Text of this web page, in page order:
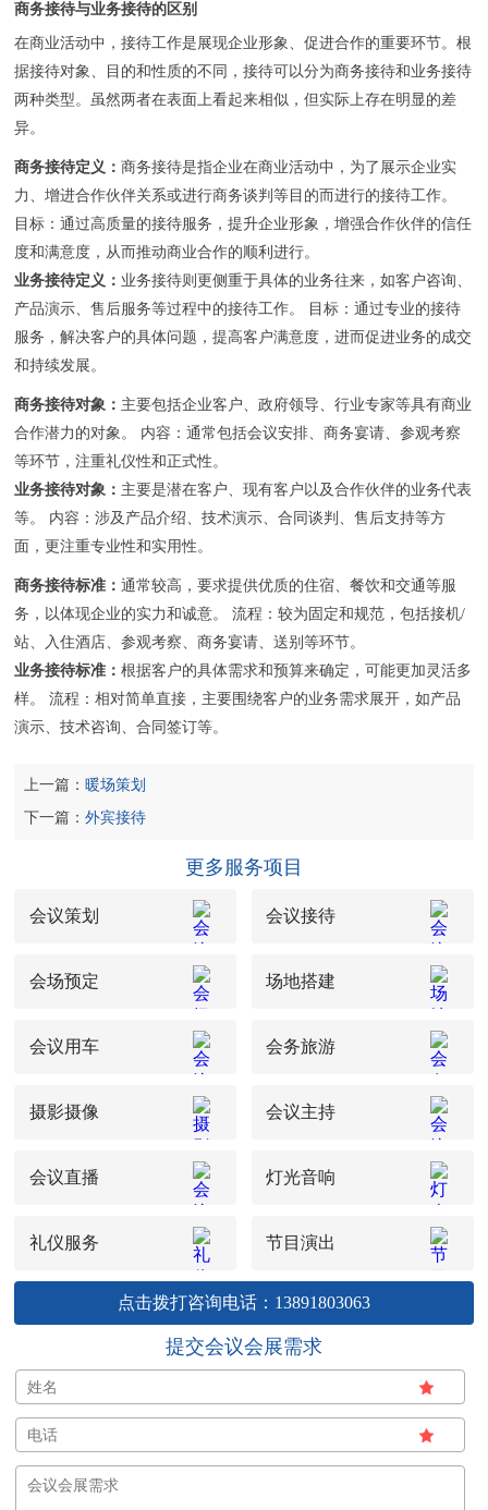
商务接待与业务接待的区别
在商业活动中，接待工作是展现企业形象、促进合作的重要环节。根
据接待对象、目的和性质的不同，接待可以分为商务接待和业务接待
两种类型。虽然两者在表面上看起来相似，但实际上存在明显的差
异。
商务接待定义：商务接待是指企业在商业活动中，为了展示企业实
力、增进合作伙伴关系或进行商务谈判等目的而进行的接待工作。
目标：通过高质量的接待服务，提升企业形象，增强合作伙伴的信任
度和满意度，从而推动商业合作的顺利进行。
业务接待定义： 业务接待则更侧重于具体的业务往来，如客户咨询、
产品演示、售后服务等过程中的接待工作。 目标：通过专业的接待
服务，解决客户的具体问题，提高客户满意度，进而促进业务的成交
和持续发展。
商务接待对象： 主要包括企业客户、政府领导、行业专家等具有商业
合作潜力的对象。 内容：通常包括会议安排、商务宴请、参观考察
等环节，注重礼仪性和正式性。
业务接待对象： 主要是潜在客户、现有客户以及合作伙伴的业务代表
等。 内容：涉及产品介绍、技术演示、合同谈判、售后支持等方
面，更注重专业性和实用性。
商务接待标准：通常较高，要求提供优质的住宿、餐饮和交通等服
务，以体现企业的实力和诚意。 流程：较为固定和规范，包括接机/
站、入住酒店、参观考察、商务宴请、送别等环节。
业务接待标准：根据客户的具体需求和预算来确定，可能更加灵活多
样。 流程：相对简单直接，主要围绕客户的业务需求展开，如产品
演示、技术咨询、合同签订等。
上一篇：暖场策划
下一篇：外宾接待
更多服务项目
会议策划 会议接待
会场预定 场地搭建
会议用车 会务旅游
摄影摄像 会议主持
会议直播 灯光音响
礼仪服务 节目演出
点击拨打咨询电话：13891803063
提交会议会展需求